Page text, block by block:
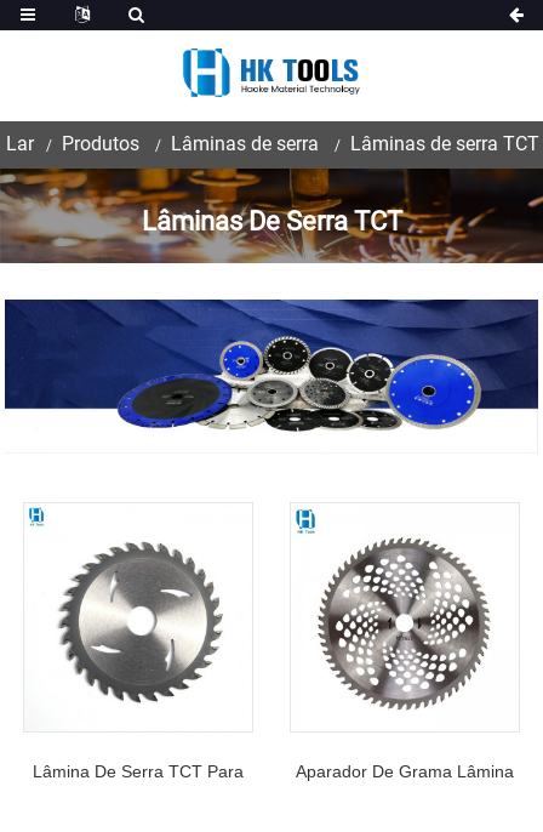
Lar Produtos Lâminas de serra Lâminas de serra TCT
Lâminas De Serra TCT
Lâmina De Serra TCT Para Aparador De Grama Lâmina